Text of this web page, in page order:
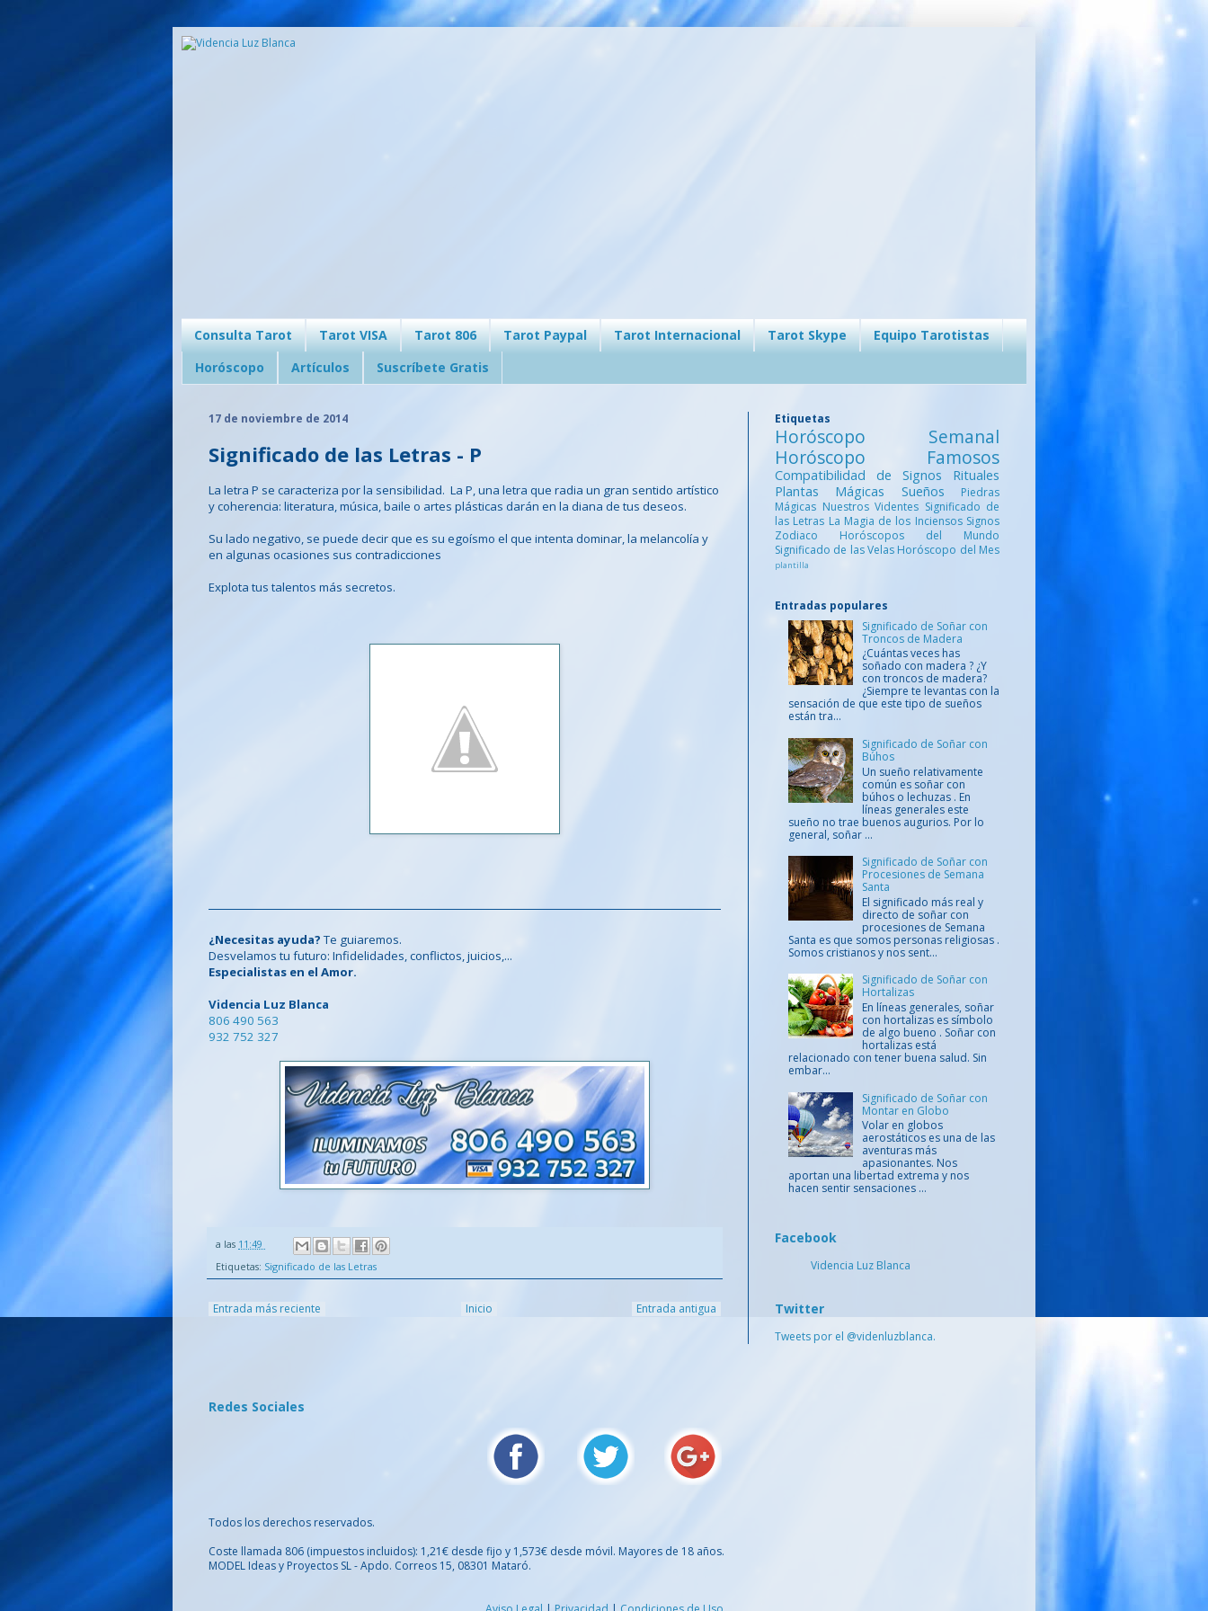
Consulta Tarot Tarot VISA Tarot 806 Tarot Paypal Tarot Internacional Tarot Skype
Equipo Tarotistas
Horóscopo
Artículos Suscríbete Gratis
17 de noviembre de 2014
Significado de las Letras - P
La letra P se caracteriza por la sensibilidad. La P, una letra que radia un gran sentido artístico
y coherencia: literatura, música, baile o artes plásticas darán en la diana de tus deseos.
Su lado negativo, se puede decir que es su egoísmo el que intenta dominar, la melancolía y
en algunas ocasiones sus contradicciones
Explota tus talentos más secretos.
¿Necesitas ayuda? Te guiaremos.
Desvelamos tu futuro: Infidelidades, conflictos, juicios,...
Especialistas en el Amor.
Videncia Luz Blanca
806 490 563
932 752 327
a las 11:49
Etiquetas: Significado de las Letras
Entrada más reciente Entrada antigua
Inicio
Etiquetas
Horóscopo Semanal
Horóscopo Famosos
Compatibilidad de Signos Rituales
Plantas Mágicas Sueños
Piedras
Mágicas Nuestros Videntes Significado de
las Letras La Magia de los Inciensos Signos
Zodiaco Horóscopos del Mundo
Significado de las Velas Horóscopo del Mes
plantilla
Entradas populares
Significado de Soñar con
Troncos de Madera
¿Cuántas veces has
soñado con madera ? ¿Y
con troncos de madera?
¿Siempre te levantas con la
sensación de que este tipo de sueños
están tra...
Significado de Soñar con
Búhos
Un sueño relativamente
común es soñar con
búhos o lechuzas . En
líneas generales este
sueño no trae buenos augurios. Por lo
general, soñar ...
Significado de Soñar con
Procesiones de Semana
Santa
El significado más real y
directo de soñar con
procesiones de Semana
Santa es que somos personas religiosas .
Somos cristianos y nos sent...
Significado de Soñar con
Hortalizas
En líneas generales, soñar
con hortalizas es símbolo
de algo bueno . Soñar con
hortalizas está
relacionado con tener buena salud. Sin
embar...
Significado de Soñar con
Montar en Globo
Volar en globos
aerostáticos es una de las
aventuras más
apasionantes. Nos
aportan una libertad extrema y nos
hacen sentir sensaciones ...
Facebook
Videncia Luz Blanca
Twitter
Tweets por el @videnluzblanca.
Redes Sociales
Todos los derechos reservados.
Coste llamada 806 (impuestos incluidos): 1,21€ desde fijo y 1,573€ desde móvil. Mayores de 18 años.
MODEL Ideas y Proyectos SL - Apdo. Correos 15, 08301 Mataró.